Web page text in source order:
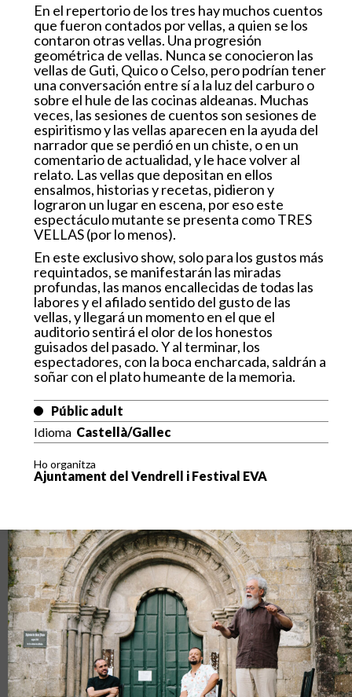
En el repertoriode lostres hay muchos cuentos
quefueron contados porvellas, a quien se los
contaron otrasvellas. Una progresión
geométrica devellas. Nunca se conocieron las
vellas de Guti, Quico o Celso, pero podríantener
una conversación entre sí a la luz del carburo o
sobre el hule de las cocinas aldeanas. Muchas
veces, las sesiones de cuentos son sesiones de
espiritismo y lasvellas aparecen en la ayuda del
narrador que se perdió en un chiste, o en un
comentario de actualidad,y le hacevolver al
relato. Lasvellas que depositan en ellos
ensalmos, historiasy recetas, pidierony
lograron un lugar en escena, por eso este
espectáculo mutante se presenta como TRES
VELLAS (por lo menos).
En este exclusivo show, solo para los gustos más
requintados, se manifestarán las miradas
profundas, las manos encallecidas detodas las
laboresy el afilado sentido del gusto de las
vellas,y llegará un momento en el que el
auditorio sentirá el olor de los honestos
guisados del pasado.Y alterminar, los
espectadores, con la boca encharcada, saldrán a
soñar con el plato humeante de la memoria.
Públic adult
Idioma Castellà/Gallec
Ho organitza
Ajuntament del Vendrell i Festival EVA